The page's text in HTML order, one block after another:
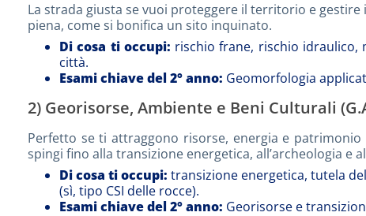
La strada giusta se vuoi proteggere il territorio e
piena, come si bonifica un sito inquinato.
Di cosa ti occupi: rischio frane, rischio idraulico,
città.
Esami chiave del 2° anno: Geomorfologia
2) Georisorse, Ambiente e Beni Culturali
Perfetto se ti attraggono risorse, energia e
spingi fino alla transizione energetica, all’archeologia e
Di cosa ti occupi: transizione energetica, tutela
(sì, tipo CSI delle rocce).
Esami chiave del 2° anno: Georisorse e